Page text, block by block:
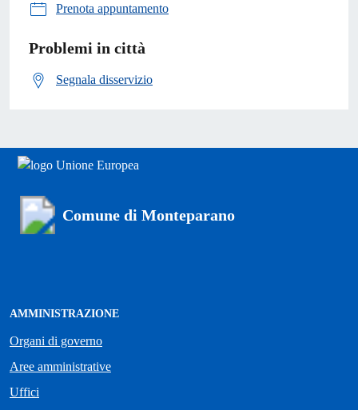
Prenota appuntamento
Problemi in città
Segnala disservizio
Comune di Monteparano
AMMINISTRAZIONE
Organi di governo
Aree amministrative
Uffici